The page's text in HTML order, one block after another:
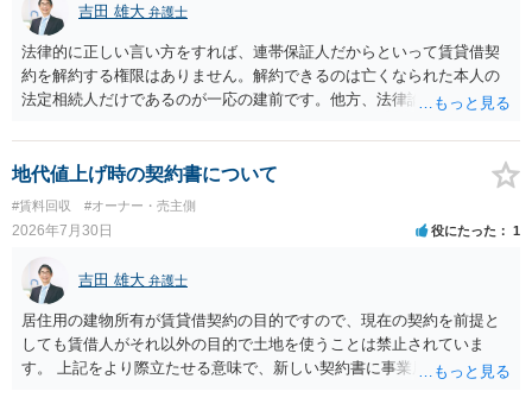
吉田 雄大 弁護士
法律的に正しい言い方をすれば、連帯保証人だからといって賃貸借契
約を解約する権限はありません。解約できるのは亡くなられた本人の
法定相続人だけであるのが一応の建前です。他方、法律論はさてお
する動機づけがなくなります。 今回進められつつある手続はあくまで
も、建物を賃貸人に一日も早く明け渡すための便宜的方法として理解
するのが良いと思います。またその方法で進めた方が、連帯保証人で
あるお知り合いさんにとっても、自身の経済的負担を最小限に食い止
められるため望ましいやり方だといえます。
地代値上げ時の契約書について
#賃料回収 #オーナー・売主側
2026年7月30日 役にたった 1
吉田 雄大 弁護士
居住用の建物所有が賃貸借契約の目的ですので、現在の契約を前提と
しても賃借人がそれ以外の目的で土地を使うことは禁止されていま
す。 上記をより際立たせる意味で、新しい契約書に事業用として用い